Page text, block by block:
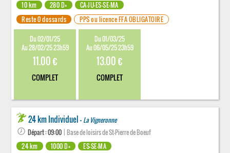
10 km
280 D+
CA-JU-ES-SE-MA
Reste 0 dossards
PPS ou licence FFA OBLIGATOIRE
Du 02/01/25
Au 28/02/25 23h59
11.00 €
COMPLET
Du 01/03/25
Au 06/05/25 23h59
13.00 €
COMPLET
24 km Individuel - La Vigneronne
Départ : 09:00 | Base de loisirs de St-Pierre de Boeuf
24 km
1000 D+
ES-SE-MA